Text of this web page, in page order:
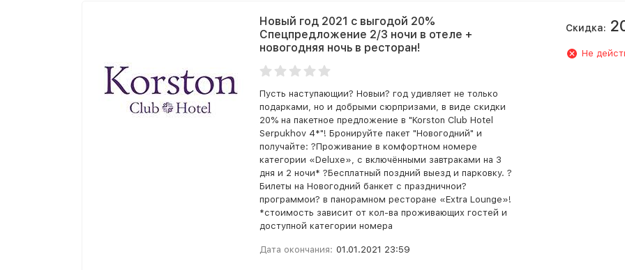
Новый год 2021 с выгодой 20%
Спецпредложение 2/3 ночи в отеле +
новогодняя ночь в ресторан!
Пусть наступающии? Новыи? год удивляет не только
подарками, но и добрыми сюрпризами, в виде скидки
20% на пакетное предложение в "Korston Club Hotel
Serpukhov 4*"! Бронируйте пакет "Новогодний" и
получайте: ?Проживание в комфортном номере
категории «Deluxe», с включёнными завтраками на 3
дня и 2 ночи* ?Бесплатный поздний выезд и парковку. ?
Билеты на Новогодний банкет с праздничнои?
программои? в панорамном ресторане «Extra Lounge»!
*стоимость зависит от кол-ва проживающих гостей и
доступной категории номера
Дата окончания: 01.01.2021 23:59
Скидка:
Не